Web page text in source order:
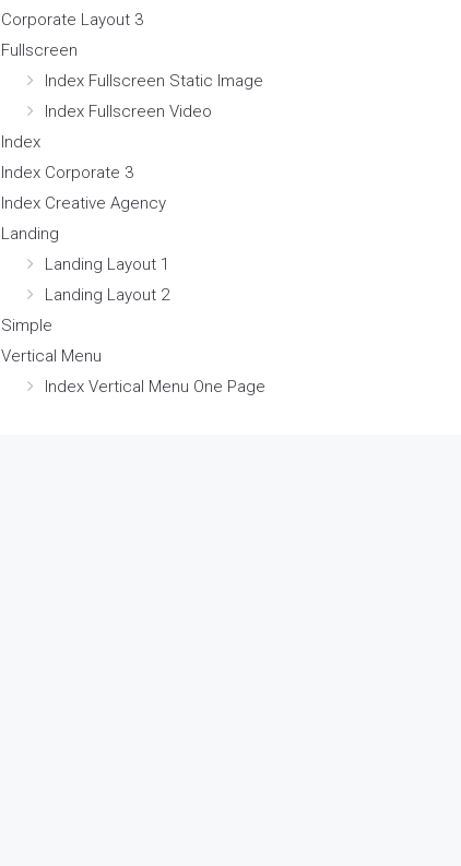
Corporate Layout 3
Fullscreen
Index Fullscreen Static Image
Index Fullscreen Video
Index
Index Corporate 3
Index Creative Agency
Landing
Landing Layout 1
Landing Layout 2
Simple
Vertical Menu
Index Vertical Menu One Page